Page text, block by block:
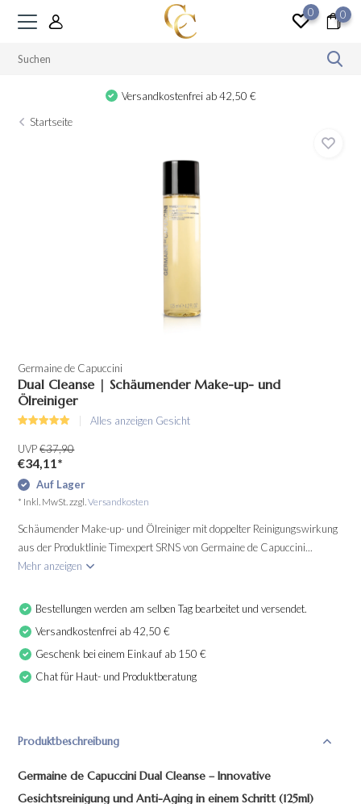
0 0
Versandkostenfrei ab 42,50 €
Startseite
Germaine de Capuccini
Dual Cleanse | Schäumender Make-up- und
Ölreiniger
Alles anzeigen Gesicht
UVP€37,90
€34,11*
Auf Lager
* Inkl. MwSt. zzgl.Versandkosten
Schäumender Make-up- und Ölreiniger mit doppelter Reinigungswirkung
aus der Produktlinie Timexpert SRNS von Germaine de Capuccini...
Mehr anzeigen
Bestellungen werden am selben Tag bearbeitet und versendet.
Versandkostenfrei ab 42,50 €
Geschenk bei einem Einkauf ab 150 €
Chat für Haut- und Produktberatung
Produktbeschreibung
Germaine de Capuccini Dual Cleanse – Innovative
Gesichtsreinigung und Anti-Aging in einem Schritt (125ml)